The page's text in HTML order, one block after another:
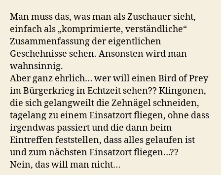
Man muss das, was man als Zuschauer sieht,
einfach als „komprimierte, verständliche“
Zusammenfassung der eigentlichen
Geschehnisse sehen. Ansonsten wird man
wahnsinnig.
Aber ganz ehrlich… wer will einen Bird of Prey
im Bürgerkrieg in Echtzeit sehen?? Klingonen,
die sich gelangweilt die Zehnägel schneiden,
tagelang zu einem Einsatzort fliegen, ohne dass
irgendwas passiert und die dann beim
Eintreffen feststellen, dass alles gelaufen ist
und zum nächsten Einsatzort fliegen…??
Nein, das will man nicht…